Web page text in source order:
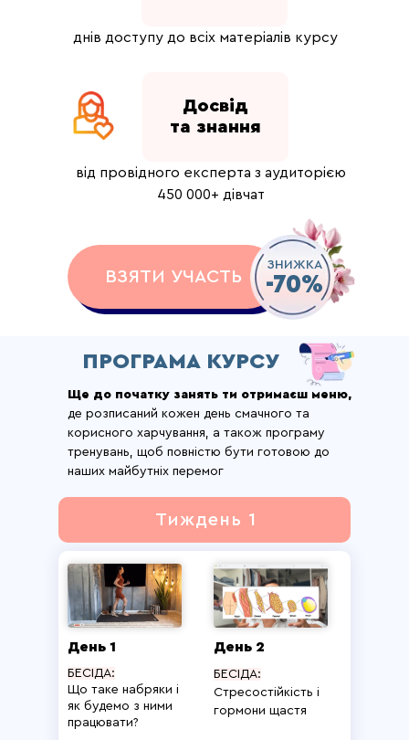
днів доступу до всіх матеріалів курсу
від провідного експерта з аудиторією
450 000+ дівчат
ВЗЯТИ УЧАСТЬ -70%
ЗНИЖКА
Досвід
та знання
Тиждень 1
День 1 День 2
БЕСІДА:
Що таке набряки і
як будемо з ними
працювати?
БЕСІДА:
Стресостійкість і
гормони щастя
ПРОГРАМА КУРСУ
Ще до початку занять ти отримаєш меню,
де розписаний кожен день смачного та
корисного харчування, а також програму
тренувань, щоб повністю бути готовою до
наших майбутніх перемог